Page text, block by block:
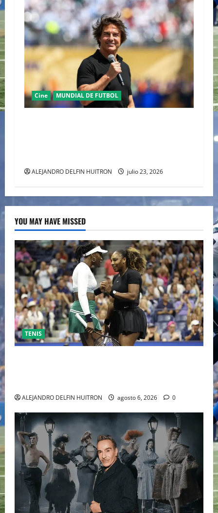
Cine MUNDIAL DE FUTBOL
ALEJANDRO DELFIN HUITRON julio 23, 2026
YOU MAY HAVE MISSED
TENIS
ALEJANDRO DELFIN HUITRON agosto 6, 2026 0